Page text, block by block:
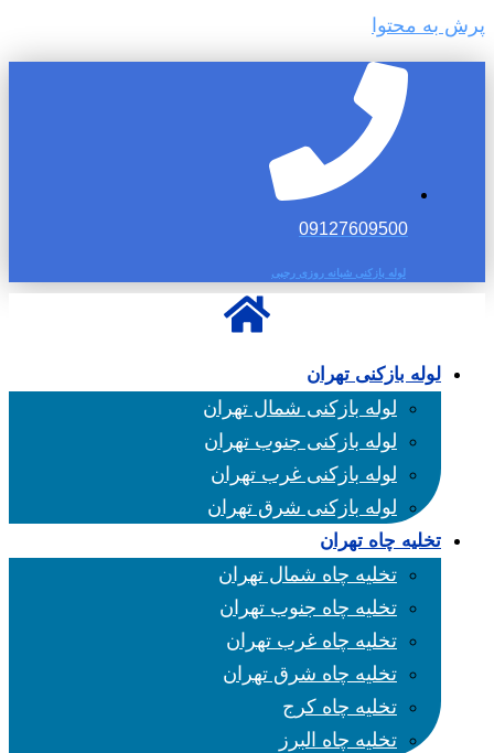
پرش به محتوا
09127609500
لوله بازکنی شبانه روزی رجبی
لوله بازکنی تهران
لوله بازکنی شمال تهران
لوله بازکنی جنوب تهران
لوله بازکنی غرب تهران
لوله بازکنی شرق تهران
تخلیه چاه تهران
تخلیه چاه شمال تهران
تخلیه چاه جنوب تهران
تخلیه چاه غرب تهران
تخلیه چاه شرق تهران
تخلیه چاه کرج
تخلیه چاه البرز